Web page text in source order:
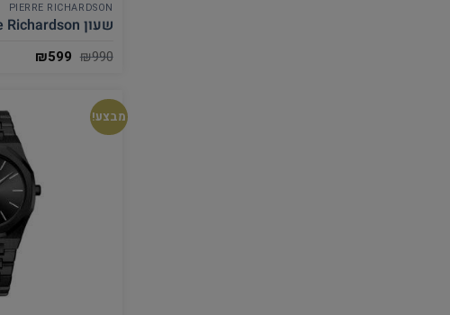
PIERRE RICHARDSON
שעון Pierre Richardson לגבר Pr4314
₪990
₪599
מבצע!